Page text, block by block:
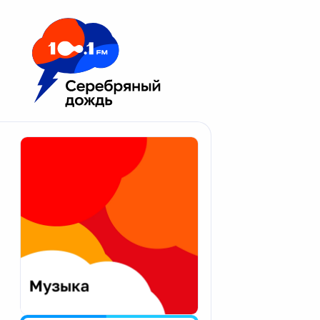
Москва 100.1 FM
Апатиты
Екатеринбург
Калининград
Калуга